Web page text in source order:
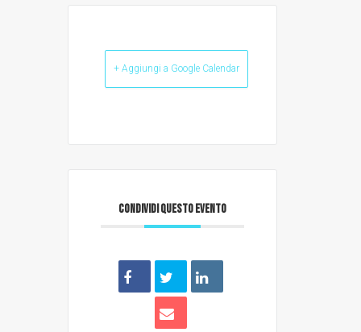
+ Aggiungi a Google Calendar
CONDIVIDI QUESTO EVENTO